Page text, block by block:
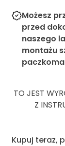
Możesz
przed
naszego
montażu
TO JEST
Z
Kupuj teraz,